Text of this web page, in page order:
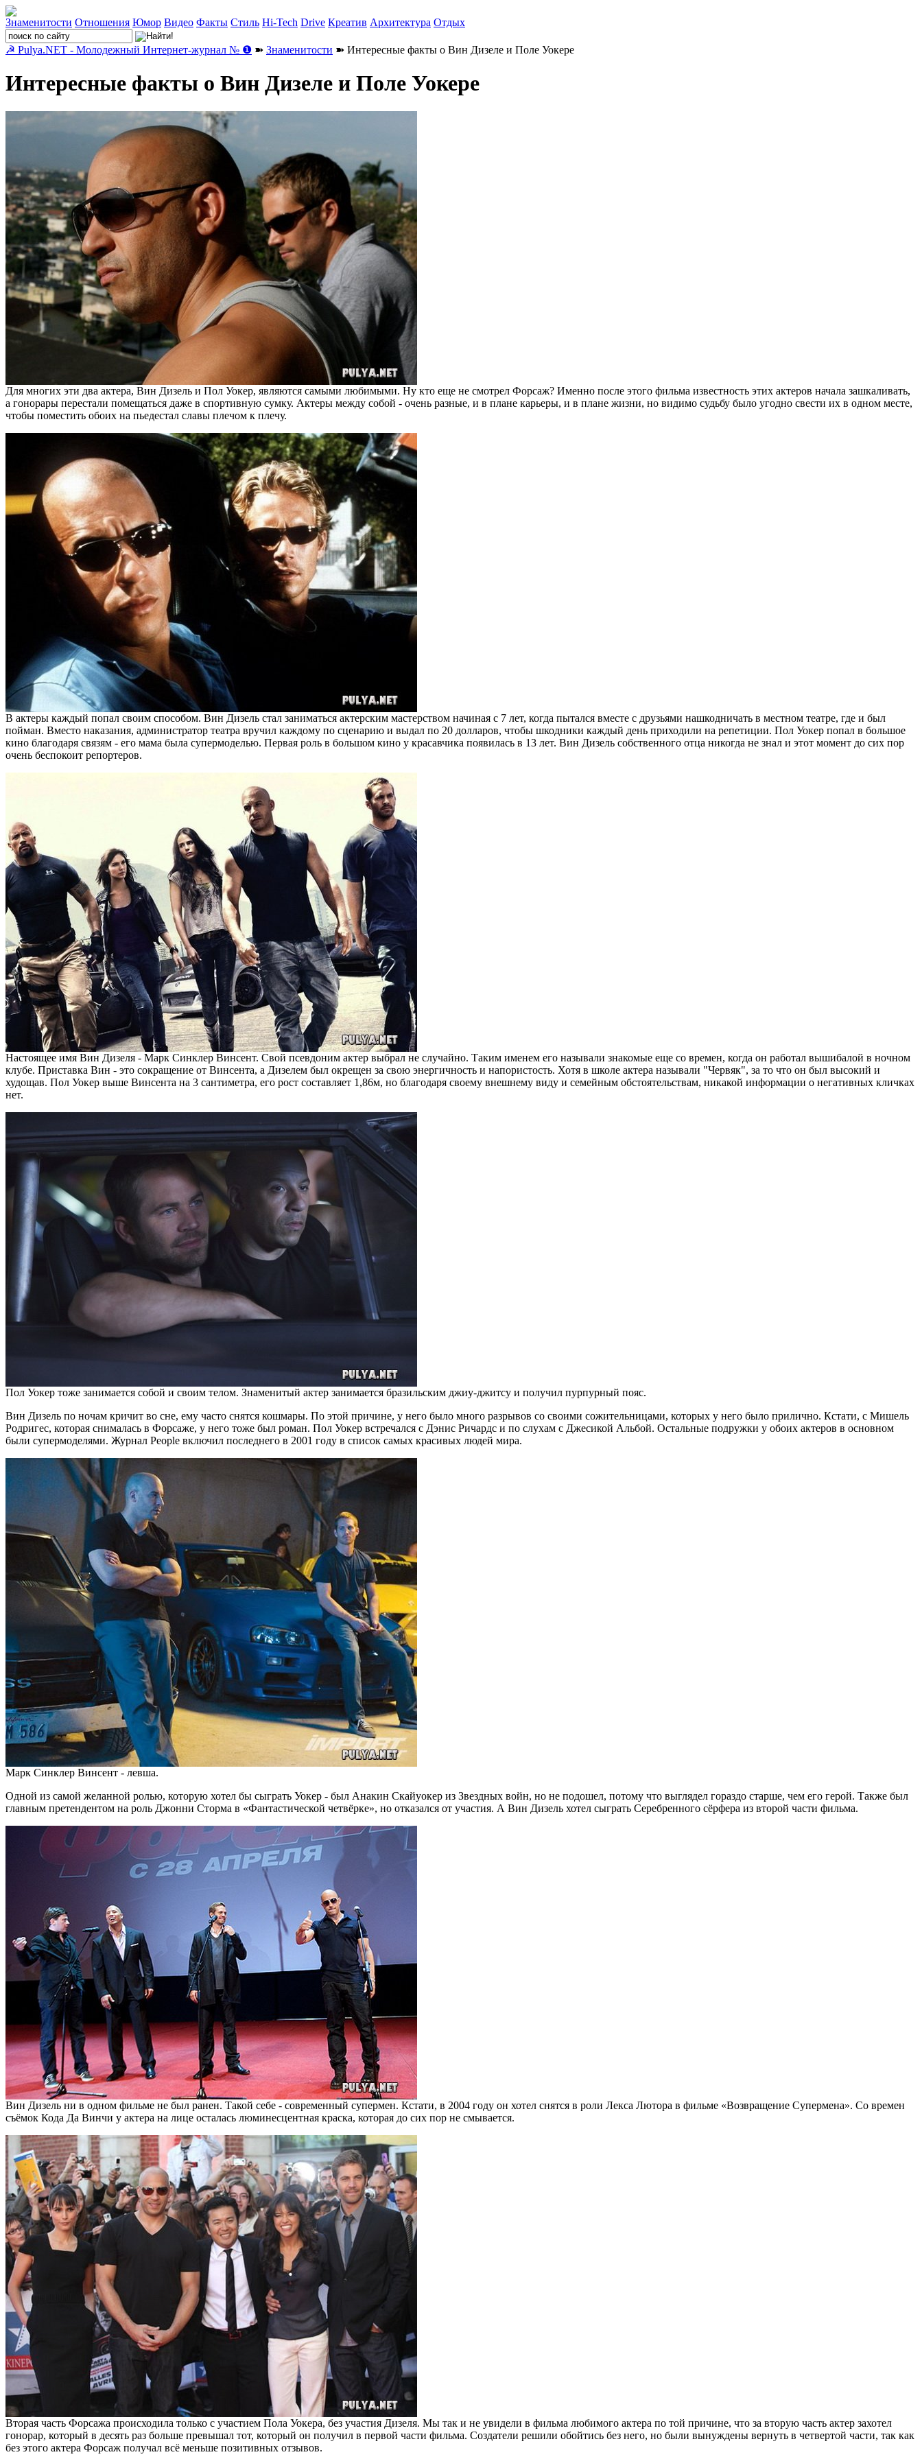
Знаменитости Отношения Юмор Видео Факты Стиль Hi-Tech Drive Креатив Архитектура Отдых
☭ Pulya.NET - Молодежный Интернет-журнал № ❶ ➽ Знаменитости ➽ Интересные факты о Вин Дизеле и Поле Уокере
Интересные факты о Вин Дизеле и Поле Уокере
Для многих эти два актера, Вин Дизель и Пол Уокер, являются самыми любимыми. Ну кто еще не смотрел Форсаж? Именно после этого фильма известность этих актеров начала зашкаливать,
а гонорары перестали помещаться даже в спортивную сумку. Актеры между собой - очень разные, и в плане карьеры, и в плане жизни, но видимо судьбу было угодно свести их в одном месте,
чтобы поместить обоих на пьедестал славы плечом к плечу.
В актеры каждый попал своим способом. Вин Дизель стал заниматься актерским мастерством начиная с 7 лет, когда пытался вместе с друзьями нашкодничать в местном театре, где и был
пойман. Вместо наказания, администратор театра вручил каждому по сценарию и выдал по 20 долларов, чтобы шкодники каждый день приходили на репетиции. Пол Уокер попал в большое
кино благодаря связям - его мама была супермоделью. Первая роль в большом кино у красавчика появилась в 13 лет. Вин Дизель собственного отца никогда не знал и этот момент до сих пор
очень беспокоит репортеров.
Настоящее имя Вин Дизеля - Марк Синклер Винсент. Свой псевдоним актер выбрал не случайно. Таким именем его называли знакомые еще со времен, когда он работал вышибалой в ночном
клубе. Приставка Вин - это сокращение от Винсента, а Дизелем был окрещен за свою энергичность и напористость. Хотя в школе актера называли "Червяк", за то что он был высокий и
худощав. Пол Уокер выше Винсента на 3 сантиметра, его рост составляет 1,86м, но благодаря своему внешнему виду и семейным обстоятельствам, никакой информации о негативных кличках
нет.
Пол Уокер тоже занимается собой и своим телом. Знаменитый актер занимается бразильским джиу-джитсу и получил пурпурный пояс.
Вин Дизель по ночам кричит во сне, ему часто снятся кошмары. По этой причине, у него было много разрывов со своими сожительницами, которых у него было прилично. Кстати, с Мишель
Родригес, которая снималась в Форсаже, у него тоже был роман. Пол Уокер встречался с Дэнис Ричардс и по слухам с Джесикой Альбой. Остальные подружки у обоих актеров в основном
были супермоделями. Журнал People включил последнего в 2001 году в список самых красивых людей мира.
Марк Синклер Винсент - левша.
Одной из самой желанной ролью, которую хотел бы сыграть Уокер - был Анакин Скайуокер из Звездных войн, но не подошел, потому что выглядел гораздо старше, чем его герой. Также был
главным претендентом на роль Джонни Сторма в «Фантастической четвёрке», но отказался от участия. А Вин Дизель хотел сыграть Серебренного сёрфера из второй части фильма.
Вин Дизель ни в одном фильме не был ранен. Такой себе - современный супермен. Кстати, в 2004 году он хотел снятся в роли Лекса Лютора в фильме «Возвращение Супермена». Со времен
съёмок Кода Да Винчи у актера на лице осталась люминесцентная краска, которая до сих пор не смывается.
Вторая часть Форсажа происходила только с участием Пола Уокера, без участия Дизеля. Мы так и не увидели в фильма любимого актера по той причине, что за вторую часть актер захотел
гонорар, который в десять раз больше превышал тот, который он получил в первой части фильма. Создатели решили обойтись без него, но были вынуждены вернуть в четвертой части, так как
без этого актера Форсаж получал всё меньше позитивных отзывов.